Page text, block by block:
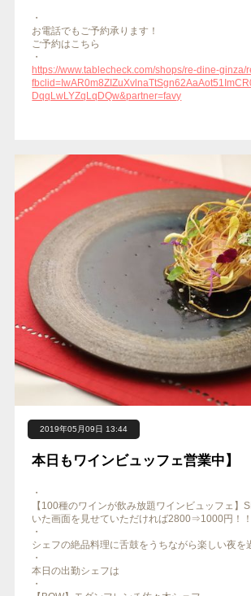
・
お電話でもご予約承ります！
ご予約はこちら
・
https://www.tablecheck.com/shops/re-dine-ginza/
DqqLwLYZqLqDQw&partner=favy
2019年05月09日 13:44
本日もワインビュッフェ営業中】
・
【100種のワインが飲み放題ワインビュッフェ】
いた画面を見せていただければ2800⇒1000円！！
・
シェフの絶品料理に舌鼓をうちながら楽しい夜を
・
本日の出勤シェフは
・